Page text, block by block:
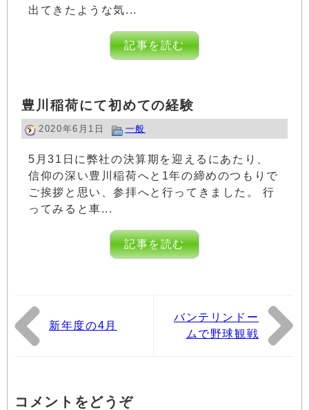
出てきたような気...
記事を読む
豊川稲荷にて初めての経験
2020年6月1日 一般
5月31日に弊社の決算期を迎えるにあたり、
信仰の深い豊川稲荷へと1年の締めのつもりで
ご挨拶と思い、参拝へと行ってきました。 行
ってみると車...
記事を読む
新年度の4月
バンテリンドー
ムで野球観戦
コメントをどうぞ